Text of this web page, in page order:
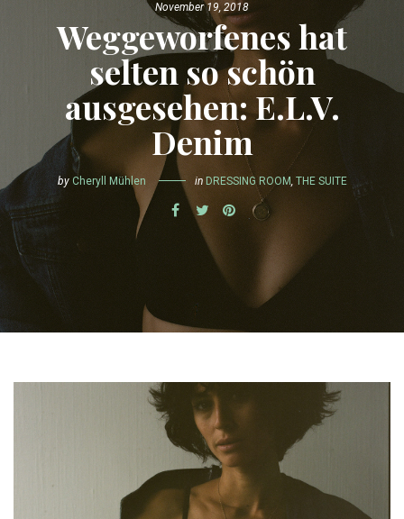
November 19, 2018
Weggeworfenes hat
selten so schön
ausgesehen: E.L.V.
Denim
by Cheryll Mühlen in DRESSING ROOM, THE SUITE